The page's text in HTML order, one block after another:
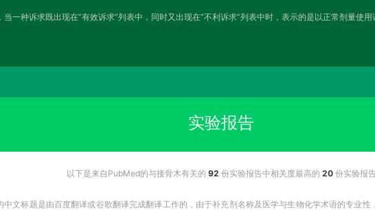
一种诉求既出现在“有效诉求”列表中，同时又出现在“不利诉求”列表中时，表示的是以正常剂量使
实验报告
以下是来自PubMed的与接骨木有关的 92 份实验报告中相关度最高的 20份实验报
文标题是由百度翻译或谷歌翻译完成翻译工作的，由于补充剂名称及医学与生物化学术语的专业